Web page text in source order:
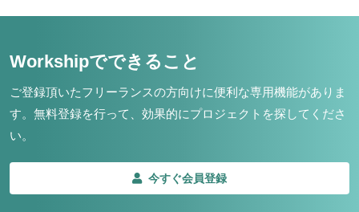
Workshipでできること
ご登録頂いたフリーランスの方向けに便利な専用機能がありま
す。 無料登録を行って、効果的にプロジェクトを探してくださ
い。
今すぐ会員登録